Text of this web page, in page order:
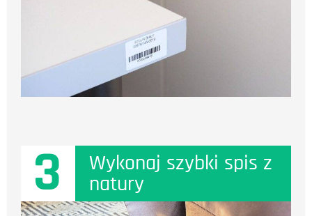
3 Wykonaj szybki spis z
natury